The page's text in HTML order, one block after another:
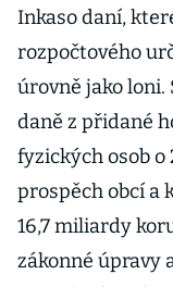
Inkaso daní,
rozpočtového
úrovně jako
daně z přidané
fyzických osob o
prospěch obcí a
16,7 miliardy
zákonné úpravy